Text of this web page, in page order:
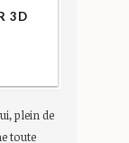
3D
plein de
toute